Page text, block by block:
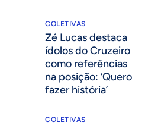
COLETIVAS
Zé Lucas destaca
ídolos do Cruzeiro
como referências
na posição: ‘Quero
fazer história’
COLETIVAS